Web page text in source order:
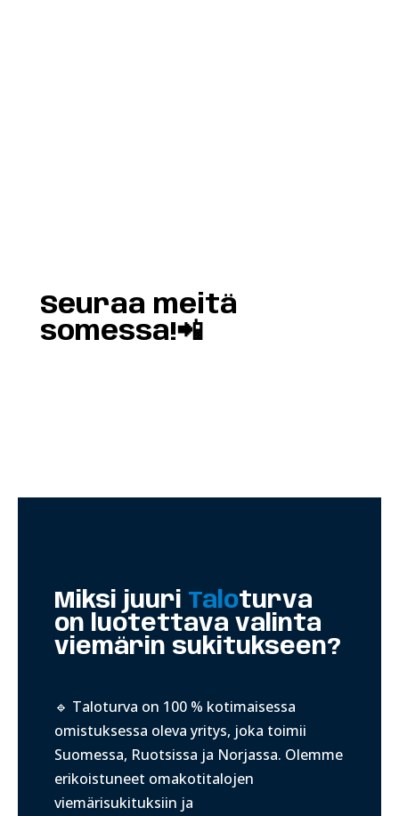
Load More Follow on Instagram
Seuraa meitä
somessa!📲
Miksi juuri Taloturva
on luotettava valinta
viemärin sukitukseen?
🔹 Taloturva on 100 % kotimaisessa
omistuksessa oleva yritys, joka toimii
Suomessa, Ruotsissa ja Norjassa. Olemme
erikoistuneet omakotitalojen
viemärisukituksiin ja